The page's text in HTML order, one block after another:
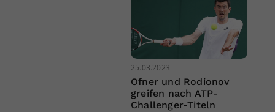
25.03.2023
Ofner und Rodionov
greifen nach ATP-
Challenger-Titeln